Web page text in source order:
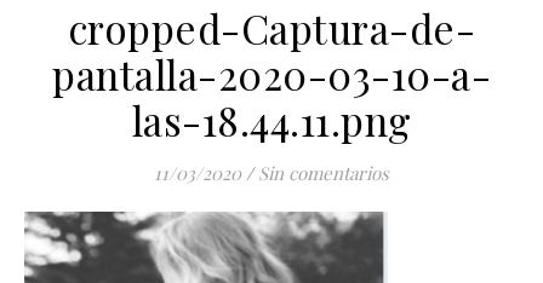
cropped-Captura-de-
pantalla-2020-03-10-a-
las-18.44.11.png
11/03/2020 / Sin comentarios